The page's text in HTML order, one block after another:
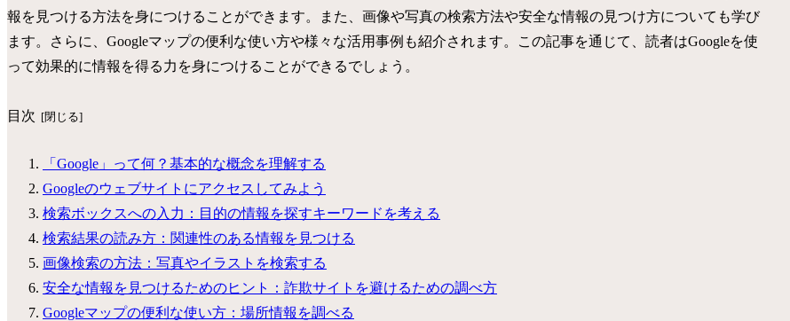
報を見つける方法を身につけることができます。また、画像や写真の検索方法や安全な情報の見つけ方についても学び
ます。さらに、Googleマップの便利な使い方や様々な活用事例も紹介されます。この記事を通じて、読者はGoogleを使
って効果的に情報を得る力を身につけることができるでしょう。
目次
「Google」って何？基本的な概念を理解する
Googleのウェブサイトにアクセスしてみよう
検索ボックスへの入力：目的の情報を探すキーワードを考える
検索結果の読み方：関連性のある情報を見つける
画像検索の方法：写真やイラストを検索する
安全な情報を見つけるためのヒント：詐欺サイトを避けるための調べ方
Googleマップの便利な使い方：場所情報を調べる